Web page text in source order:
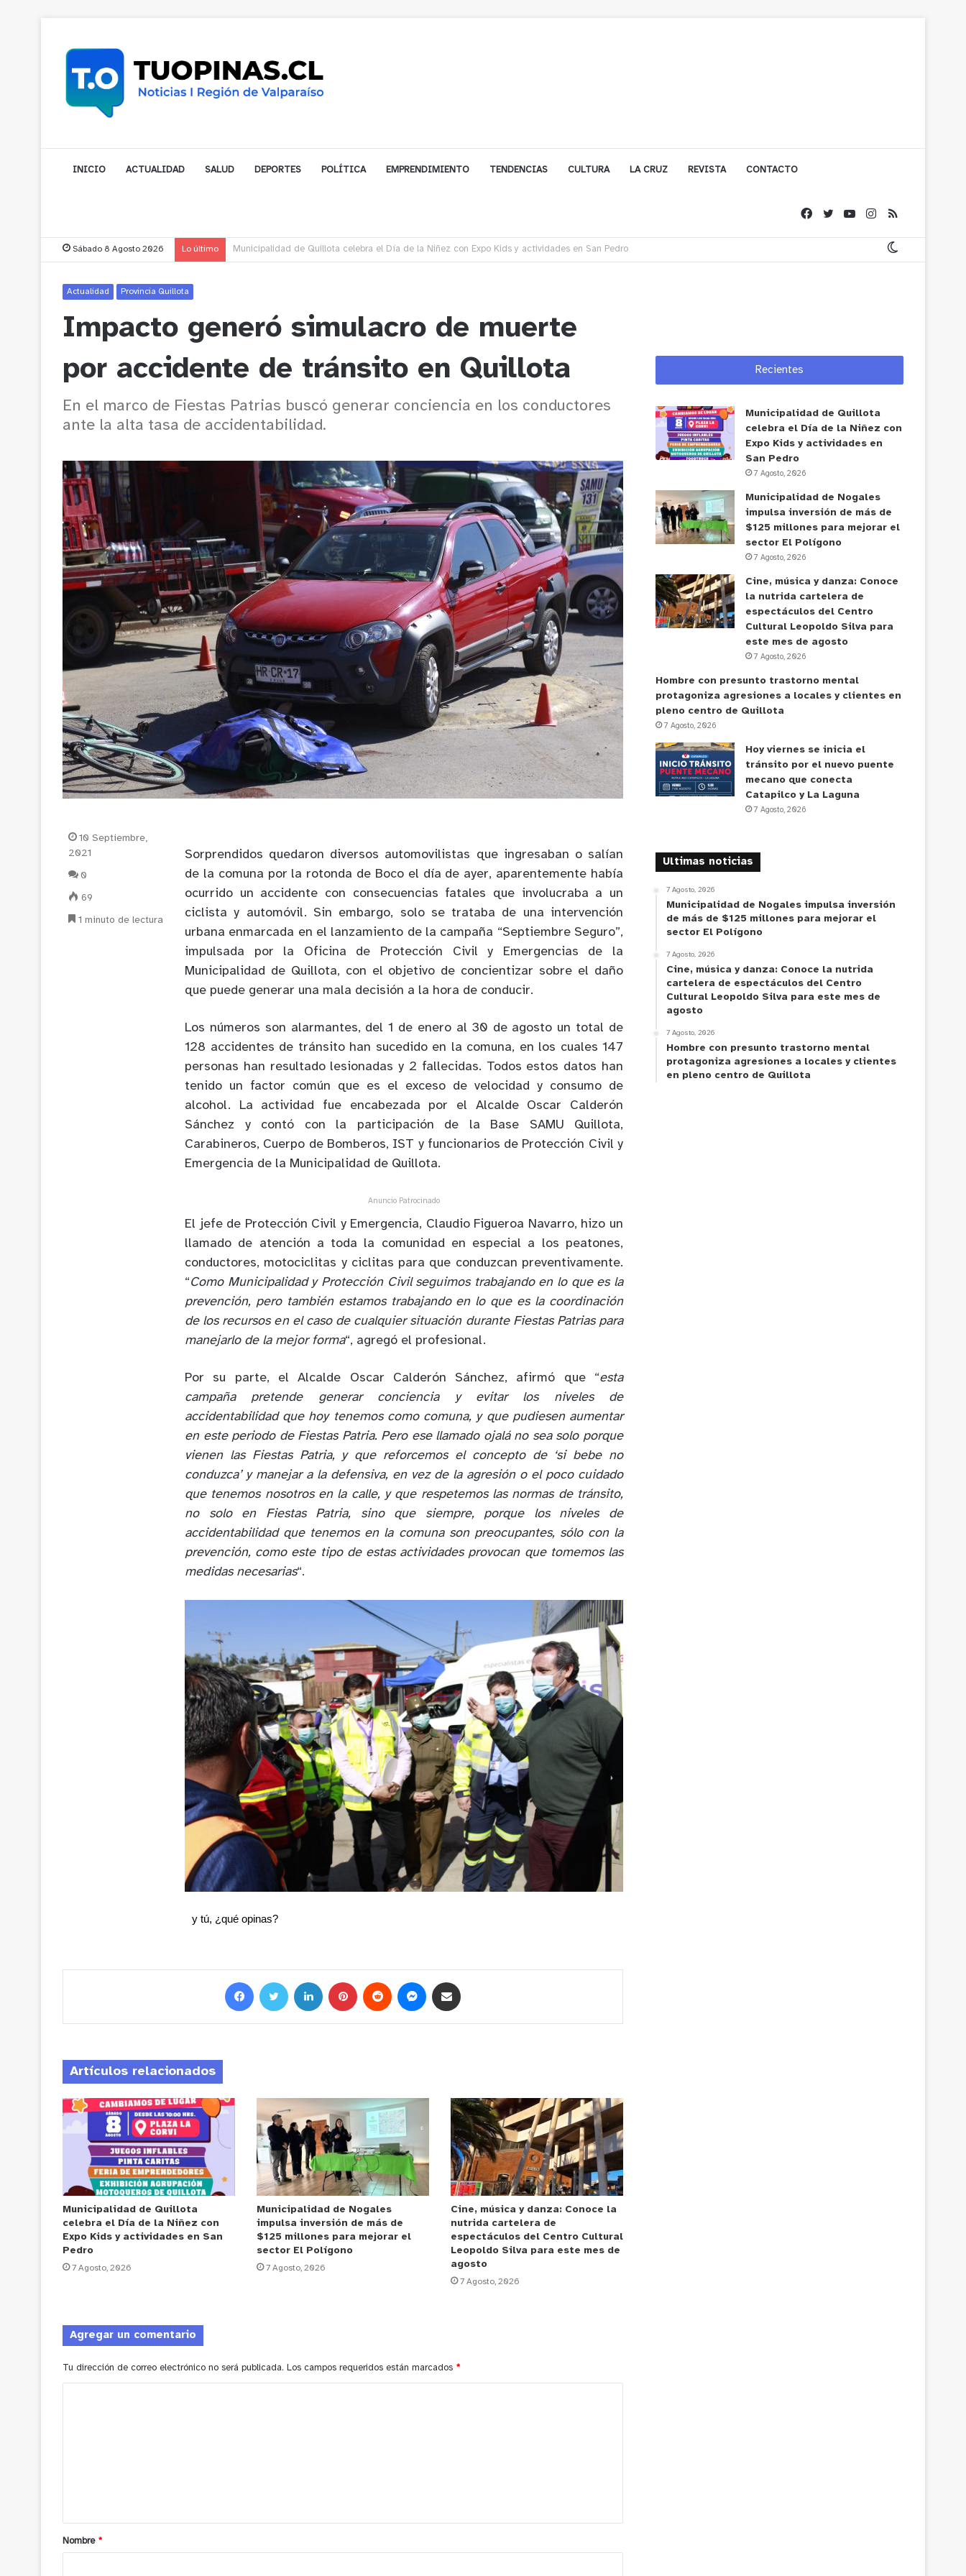
INICIO ACTUALIDAD SALUD DEPORTES POLÍTICA EMPRENDIMIENTO TENDENCIAS CULTURA LA CRUZ REVISTA CONTACTO
Sábado 8 Agosto 2026 Lo último Municipalidad de Nogales impulsa inversión de más de $125 millones para mejorar el sector El Polígono
Actualidad Provincia Quillota
Impacto generó simulacro de muerte
por accidente de tránsito en Quillota
En el marco de Fiestas Patrias buscó generar conciencia en los conductores
ante la alta tasa de accidentabilidad.
Sorprendidos quedaron diversos automovilistas que ingresaban o salían
de la comuna por la rotonda de Boco el día de ayer, aparentemente había
ocurrido un accidente con consecuencias fatales que involucraba a un
ciclista y automóvil. Sin embargo, solo se trataba de una intervención
urbana enmarcada en el lanzamiento de la campaña “Septiembre Seguro”,
impulsada por la Oficina de Protección Civil y Emergencias de la
Municipalidad de Quillota, con el objetivo de concientizar sobre el daño
que puede generar una mala decisión a la hora de conducir.
Los números son alarmantes, del 1 de enero al 30 de agosto un total de
128 accidentes de tránsito han sucedido en la comuna, en los cuales 147
personas han resultado lesionadas y 2 fallecidas. Todos estos datos han
tenido un factor común que es el exceso de velocidad y consumo de
alcohol. La actividad fue encabezada por el Alcalde Oscar Calderón
Sánchez y contó con la participación de la Base SAMU Quillota,
Carabineros, Cuerpo de Bomberos, IST y funcionarios de Protección Civil y
Emergencia de la Municipalidad de Quillota.
Anuncio Patrocinado
El jefe de Protección Civil y Emergencia, Claudio Figueroa Navarro, hizo un
llamado de atención a toda la comunidad en especial a los peatones,
conductores, motociclitas y ciclitas para que conduzcan preventivamente.
“Como Municipalidad y Protección Civil seguimos trabajando en lo que es la
prevención, pero también estamos trabajando en lo que es la coordinación
de los recursos en el caso de cualquier situación durante Fiestas Patrias para
manejarlo de la mejor forma“, agregó el profesional.
Por su parte, el Alcalde Oscar Calderón Sánchez, afirmó que “esta
campaña pretende generar conciencia y evitar los niveles de
accidentabilidad que hoy tenemos como comuna, y que pudiesen aumentar
en este periodo de Fiestas Patria. Pero ese llamado ojalá no sea solo porque
vienen las Fiestas Patria, y que reforcemos el concepto de ‘si bebe no
conduzca’ y manejar a la defensiva, en vez de la agresión o el poco cuidado
que tenemos nosotros en la calle, y que respetemos las normas de tránsito,
no solo en Fiestas Patria, sino que siempre, porque los niveles de
accidentabilidad que tenemos en la comuna son preocupantes, sólo con la
prevención, como este tipo de estas actividades provocan que tomemos las
medidas necesarias“.
y tú, ¿qué opinas?
10 Septiembre,
2021
0
69
1 minuto de lectura
Artículos relacionados
Municipalidad de Quillota
celebra el Día de la Niñez con
Expo Kids y actividades en San
Pedro
7 Agosto, 2026
Municipalidad de Nogales
impulsa inversión de más de
$125 millones para mejorar el
sector El Polígono
7 Agosto, 2026
Cine, música y danza: Conoce la
nutrida cartelera de
espectáculos del Centro Cultural
Leopoldo Silva para este mes de
agosto
7 Agosto, 2026
Agregar un comentario
Tu dirección de correo electrónico no será publicada. Los campos requeridos están marcados *
a
rNombre *
Recientes
Municipalidad de Quillota
celebra el Día de la Niñez con
Expo Kids y actividades en
San Pedro
7 Agosto, 2026
Municipalidad de Nogales
impulsa inversión de más de
$125 millones para mejorar el
sector El Polígono
7 Agosto, 2026
Cine, música y danza: Conoce
la nutrida cartelera de
espectáculos del Centro
Cultural Leopoldo Silva para
este mes de agosto
7 Agosto, 2026
Hombre con presunto trastorno mental
protagoniza agresiones a locales y clientes en
pleno centro de Quillota
7 Agosto, 2026
Hoy viernes se inicia el
tránsito por el nuevo puente
mecano que conecta
Catapilco y La Laguna
7 Agosto, 2026
Ultimas noticias
7 Agosto, 2026
Municipalidad de Nogales impulsa inversión
de más de $125 millones para mejorar el
sector El Polígono
7 Agosto, 2026
Cine, música y danza: Conoce la nutrida
cartelera de espectáculos del Centro
Cultural Leopoldo Silva para este mes de
agosto
7 Agosto, 2026
Hombre con presunto trastorno mental
protagoniza agresiones a locales y clientes
en pleno centro de Quillota